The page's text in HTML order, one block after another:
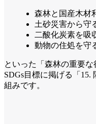
森林と国産木材
土砂災害から守
二酸化炭素を吸
動物の住処を守
といった「森林の重要な
SDGs目標に掲げる「15.
組みです。